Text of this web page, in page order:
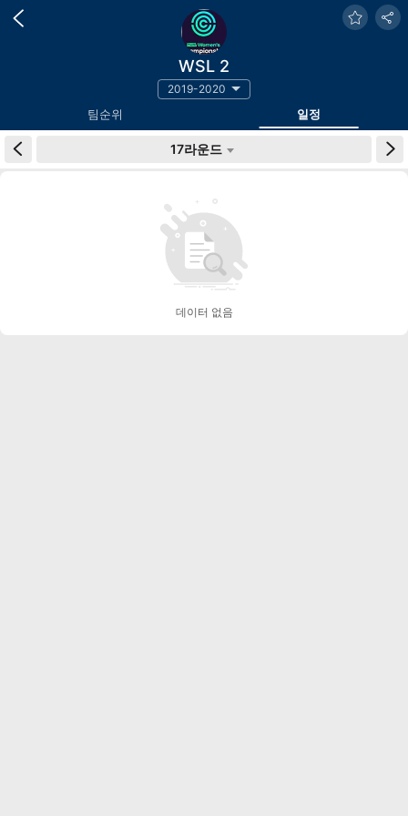
WSL 2
2019-2020
팀순위 일정
17라운드
데이터 없음